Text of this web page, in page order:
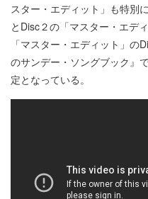
スター・エディット」も特別
とDisc２の「マスター・エデ
「マスター・エディット」の
のサンデー・ソングブック』
定となっている。